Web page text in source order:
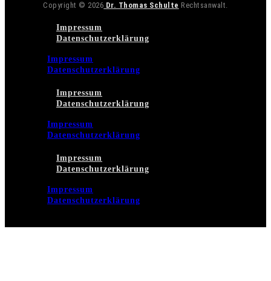
Copyright © 2026 Dr. Thomas Schulte Rechtsanwalt.
Impressum
Datenschutzerklärung
Impressum
Datenschutzerklärung
Impressum
Datenschutzerklärung
Impressum
Datenschutzerklärung
Impressum
Datenschutzerklärung
Impressum
Datenschutzerklärung